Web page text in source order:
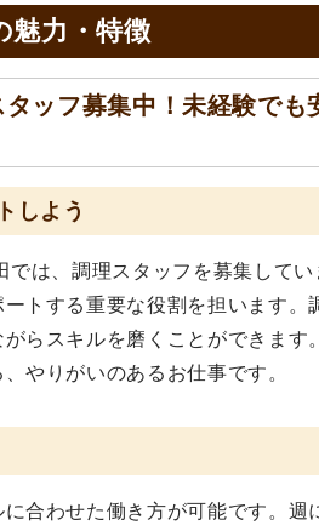
魅力・特徴
ッフ募集中！未経験でも
しよう
は、調理スタッフを募集してい
トする重要な役割を担います。
らスキルを磨くことができます。
やりがいのあるお仕事です。
合わせた働き方が可能です。週